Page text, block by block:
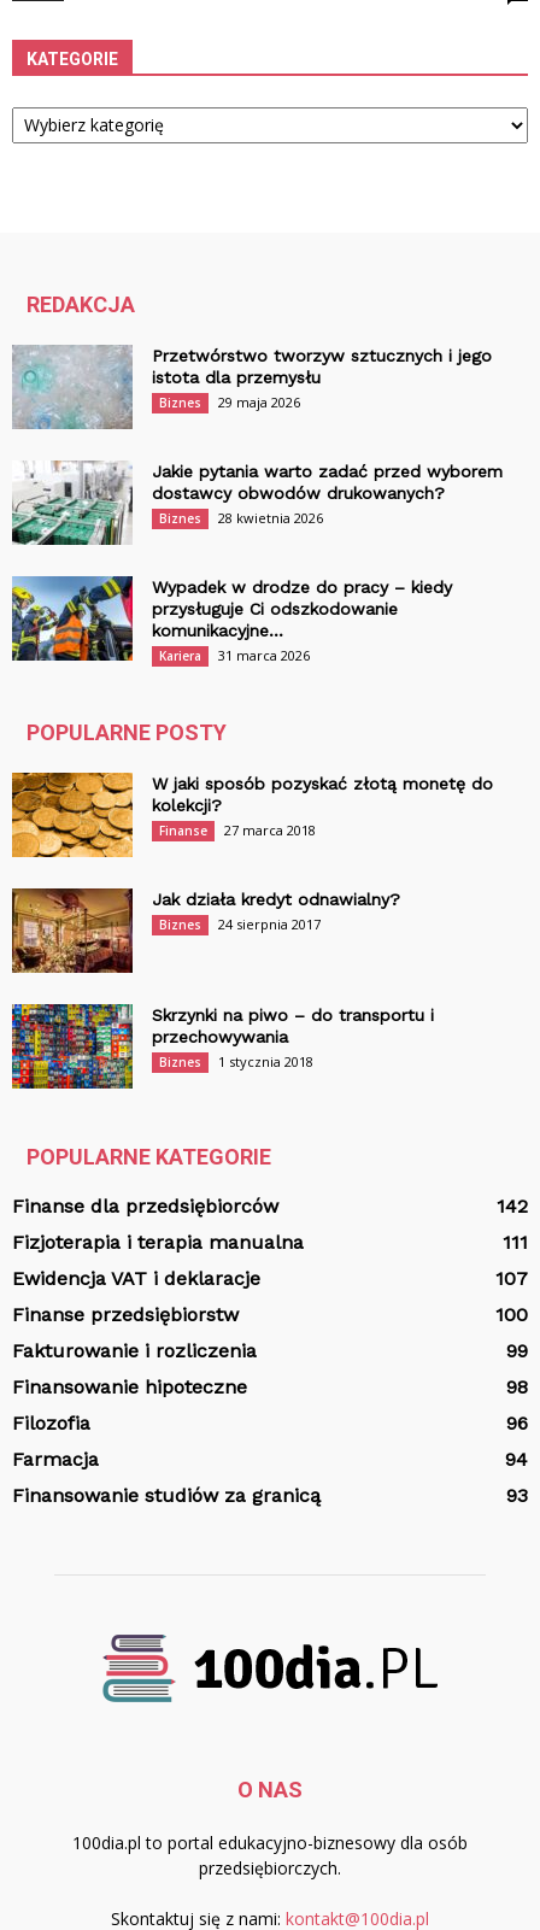
KATEGORIE
Kategorie
REDAKCJA
Przetwórstwo tworzyw sztucznych i jego
istota dla przemysłu
Biznes 29 maja 2026
Jakie pytania warto zadać przed wyborem
dostawcy obwodów drukowanych?
Biznes 28 kwietnia 2026
Wypadek w drodze do pracy – kiedy
przysługuje Ci odszkodowanie
komunikacyjne...
Kariera 31 marca 2026
POPULARNE POSTY
W jaki sposób pozyskać złotą monetę do
kolekcji?
Finanse 27 marca 2018
Jak działa kredyt odnawialny?
Biznes 24 sierpnia 2017
Skrzynki na piwo – do transportu i
przechowywania
Biznes 1 stycznia 2018
POPULARNE KATEGORIE
Finanse dla przedsiębiorców
142
Fizjoterapia i terapia manualna
111
Ewidencja VAT i deklaracje
107
Finanse przedsiębiorstw
100
Fakturowanie i rozliczenia
99
Finansowanie hipoteczne
98
Filozofia
96
Farmacja
94
Finansowanie studiów za granicą
93
O NAS
100dia.pl to portal edukacyjno-biznesowy dla osób
przedsiębiorczych.
Skontaktuj się z nami: kontakt@100dia.pl